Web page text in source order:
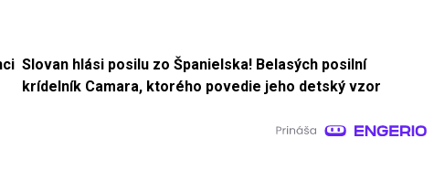
Slovan hlási posilu zo Španielska! Belasých posilní
krídelník Camara, ktorého povedie jeho detský vzor